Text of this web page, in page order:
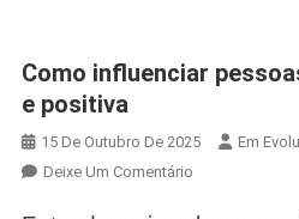
Como influenciar
e positiva
15 De Outubro De 2025
Em
Deixe Um ComentárioEm